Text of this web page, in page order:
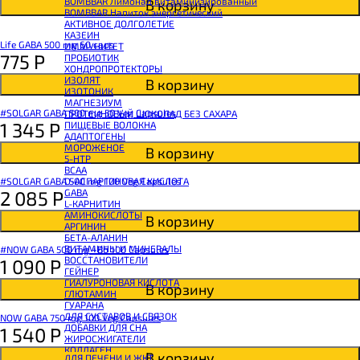
BOMBBAR Напиток энергетический
АКТИВНОЕ ДОЛГОЛЕТИЕ
КАЗЕИН
ИММУНИТЕТ
ПРОБИОТИК
ХОНДРОПРОТЕКТОРЫ
ИЗОЛЯТ
ИЗОТОНИК
МАГНЕЗИУМ
ПРОТЕИНОВЫЙ ШОКОЛАД БЕЗ САХАРА
ПИЩЕВЫЕ ВОЛОКНА
АДАПТОГЕНЫ
МОРОЖЕНОЕ
5-HTP
BCAA
D-АСПАРГИНОВАЯ КИСЛОТА
GABA
L-КАРНИТИН
АМИНОКИСЛОТЫ
АРГИНИН
БЕТА-АЛАНИН
ВИТАМИНЫ И МИНЕРАЛЫ
ВОССТАНОВИТЕЛИ
ГЕЙНЕР
ГИАЛУРОНОВАЯ КИСЛОТА
ГЛЮТАМИН
ГУАРАНА
ДЛЯ СУСТАВОВ И СВЯЗОК
ДОБАВКИ ДЛЯ СНА
ЖИРОСЖИГАТЕЛИ
КОЛЛАГЕН
ДЛЯ ПЕЧЕНИ И ЖКТ
В корзину
Life GABA 500 mg 60 caps
775 Р
В корзину
#SOLGAR GABA 500 mg 50 Veg Capsules
1 345 Р
В корзину
#SOLGAR GABA 500 mg 100 Veg Capsules
2 085 Р
В корзину
#NOW GABA 500 mg +B6 100 Capsules
1 090 Р
В корзину
NOW GABA 750 mg 100 Veg Capsules
1 540 Р